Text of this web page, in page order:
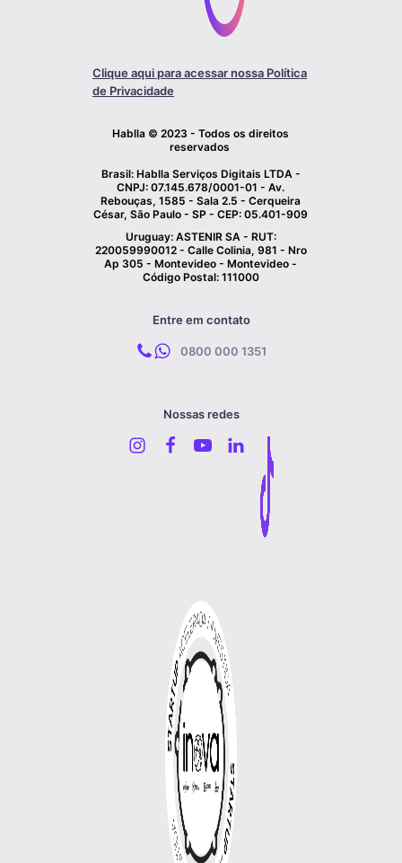
Clique aqui para acessar nossa Política
de Privacidade
Hablla © 2023 - Todos os direitos
reservados
Brasil: Hablla Serviços Digitais LTDA -
CNPJ: 07.145.678/0001-01 - Av.
Rebouças, 1585 - Sala 2.5 - Cerqueira
César, São Paulo - SP - CEP: 05.401-909
Uruguay: ASTENIR SA - RUT:
220059990012 - Calle Colinia, 981 - Nro
Ap 305 - Montevideo - Montevideo -
Código Postal: 111000
Entre em contato
0800 000 1351
Nossas redes